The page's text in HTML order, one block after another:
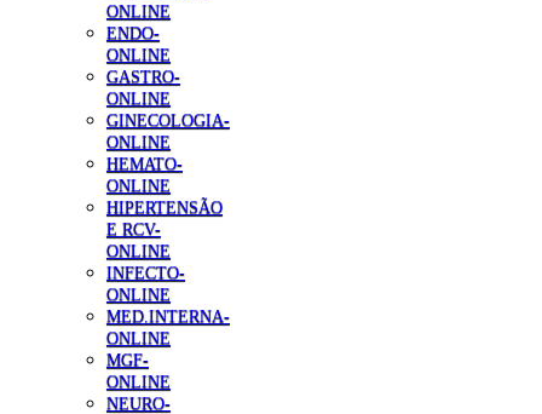
ONLINE
ENDO-
ONLINE
GASTRO-
ONLINE
GINECOLOGIA-
ONLINE
HEMATO-
ONLINE
HIPERTENSÃO
E RCV-
ONLINE
INFECTO-
ONLINE
MED.INTERNA-
ONLINE
MGF-
ONLINE
NEURO-